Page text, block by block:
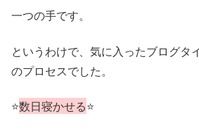
一つの手です。
というわけで、気に入ったブログタ
のプロセスでした。
⭐数日寝かせる⭐